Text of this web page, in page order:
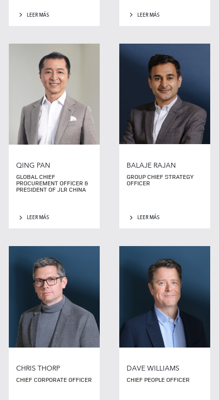
LEER MÁS LEER MÁS
QING PAN
GLOBAL CHIEF
PROCUREMENT OFFICER &
PRESIDENT OF JLR CHINA
LEER MÁS
BALAJE RAJAN
GROUP CHIEF STRATEGY
OFFICER
LEER MÁS
CHRIS THORP
CHIEF CORPORATE OFFICER
DAVE WILLIAMS
CHIEF PEOPLE OFFICER